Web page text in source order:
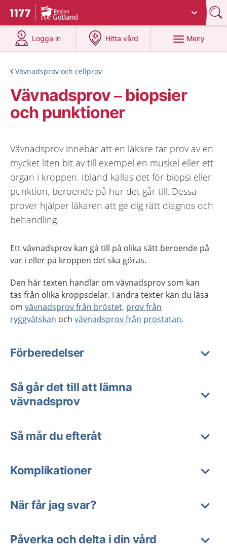
Till startsidan för 1177
Du har valt region
Logga in
på 1177.se
Hitta vård
på 1177.se
Meny
Vävnadsprov och cellprov
Vävnadsprov – biopsier
och punktioner
Vävnadsprov innebär att en läkare tar prov av en
mycket liten bit av till exempel en muskel eller ett
organ i kroppen. Ibland kallas det för biopsi eller
punktion, beroende på hur det går till. Dessa
prover hjälper läkaren att ge dig rätt diagnos och
behandling.
Ett vävnadsprov kan gå till på olika sätt beroende på
var i eller på kroppen det ska göras.
Den här texten handlar om vävnadsprov som kan
tas från olika kroppsdelar. I andra texter kan du läsa
om vävnadsprov från bröstet, prov från
ryggvätskan och vävnadsprov från prostatan.
Förberedelser
Så går det till att lämna
vävnadsprov
Så mår du efteråt
Komplikationer
När får jag svar?
Påverka och delta i din vård